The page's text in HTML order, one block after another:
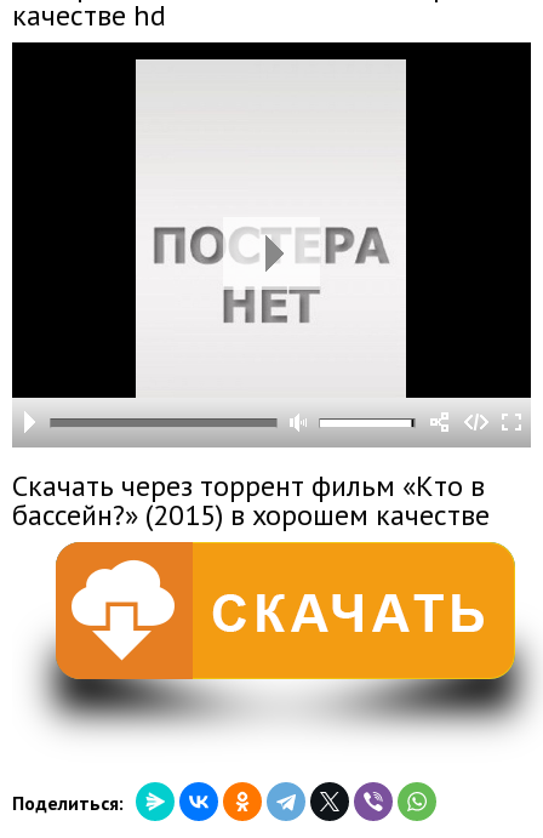
качестве hd
Скачать через торрент фильм «Кто в
бассейн?» (2015) в хорошем качестве
Поделиться: